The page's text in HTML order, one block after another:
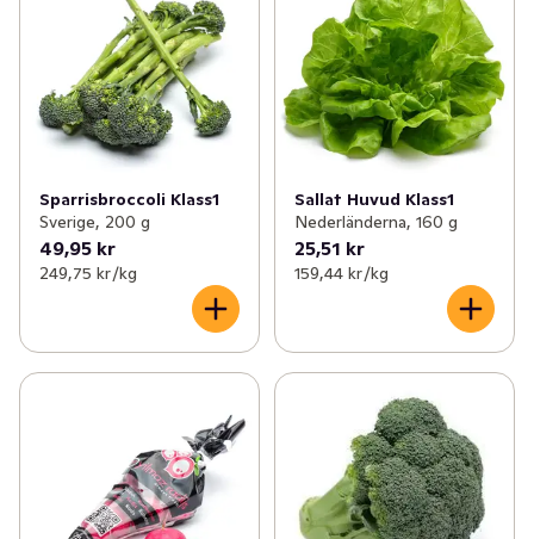
Sparrisbroccoli Klass1
Sverige, 200 g
49,95 kr
249,75 kr /kg
Sallat Huvud Klass1
Nederländerna, 160 g
25,51 kr
159,44 kr /kg